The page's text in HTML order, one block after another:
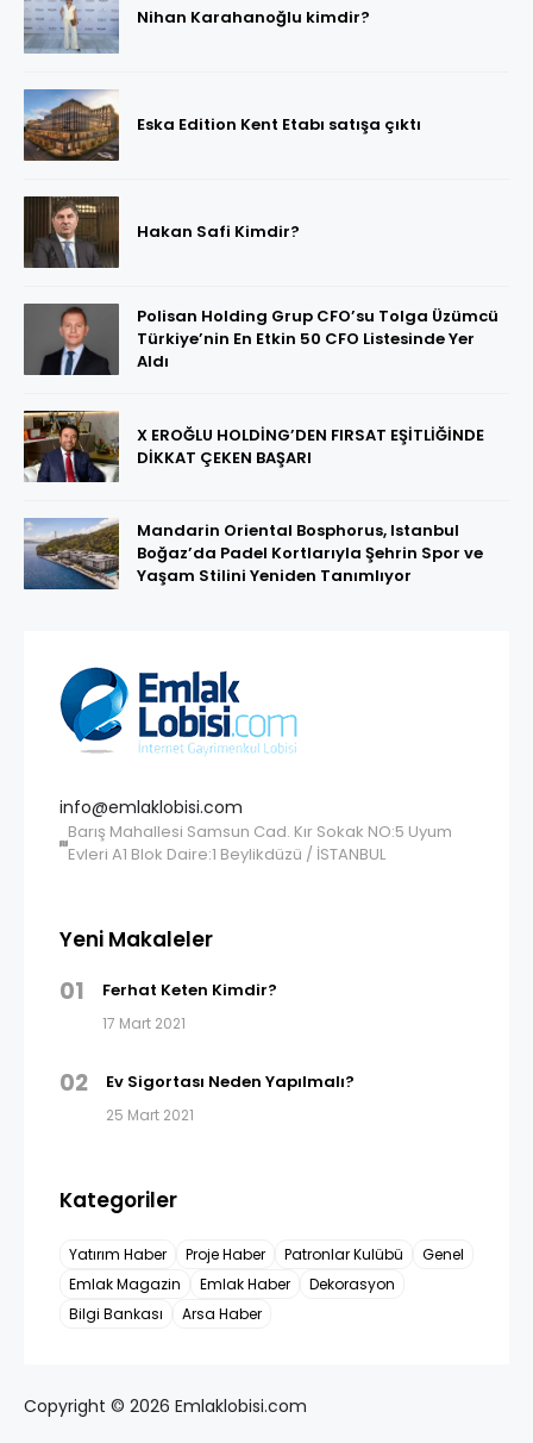
Nihan Karahanoğlu kimdir?
Eska Edition Kent Etabı satışa çıktı
Hakan Safi Kimdir?
Polisan Holding Grup CFO’su Tolga Üzümcü
Türkiye’nin En Etkin 50 CFO Listesinde Yer
Aldı
X EROĞLU HOLDİNG’DEN FIRSAT EŞİTLİĞİNDE
DİKKAT ÇEKEN BAŞARI
Mandarin Oriental Bosphorus, Istanbul
Boğaz’da Padel Kortlarıyla Şehrin Spor ve
Yaşam Stilini Yeniden Tanımlıyor
info@emlaklobisi.com
Barış Mahallesi Samsun Cad. Kır Sokak NO:5 Uyum
Evleri A1 Blok Daire:1 Beylikdüzü / İSTANBUL
Yeni Makaleler
01 Ferhat Keten Kimdir?
17 Mart 2021
02 Ev Sigortası Neden Yapılmalı?
25 Mart 2021
Kategoriler
Yatırım Haber Proje Haber Patronlar Kulübü
Genel
Emlak Magazin
Emlak Haber
Dekorasyon
Bilgi Bankası
Arsa Haber
Copyright © 2026 Emlaklobisi.com